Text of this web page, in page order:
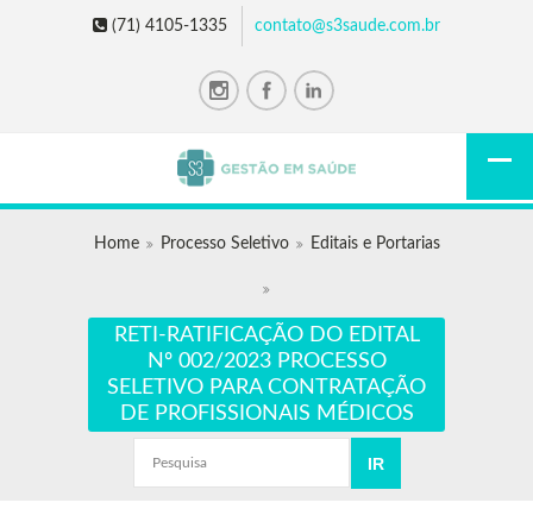
(71) 4105-1335 contato@s3saude.com.br
Home Processo Seletivo Editais e Portarias
RETI-RATIFICAÇÃO DO EDITAL
Nº 002/2023 PROCESSO
SELETIVO PARA CONTRATAÇÃO
DE PROFISSIONAIS MÉDICOS